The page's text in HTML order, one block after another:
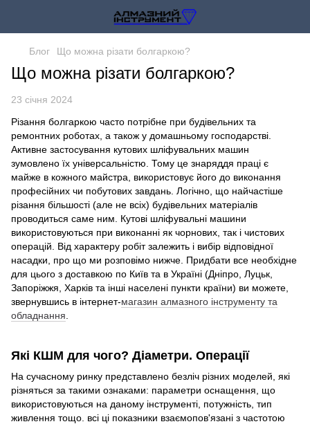
Блог Що можна різати болгаркою?
Що можна різати болгаркою?
23 січня 2024
Різання болгаркою часто потрібне при будівельних та
ремонтних роботах, а також у домашньому господарстві.
Активне застосування кутових шліфувальних машин
зумовлено їх універсальністю. Тому це знаряддя праці є
майже в кожного майстра, використовує його до виконання
професійних чи побутових завдань. Логічно, що найчастіше
різання більшості (але не всіх) будівельних матеріалів
проводиться саме ним. Кутові шліфувальні машини
використовуються при виконанні як чорнових, так і чистових
операцій. Від характеру робіт залежить і вибір відповідної
насадки, про що ми розповімо нижче. Придбати все необхідне
для цього з доставкою по Київ та в Україні (Дніпро, Луцьк,
Запоріжжя, Харків та інші населені пункти країни) ви можете,
звернувшись в інтернет-магазин алмазного інструменту та
обладнання
Які КШМ для чого? Діаметри. Операції
На сучасному ринку представлено безліч різних моделей, які
різняться за такими ознаками: параметри оснащення, що
використовуються на даному інструменті, потужність, тип
живлення тощо. всі ці показники взаємопов'язані з частотою